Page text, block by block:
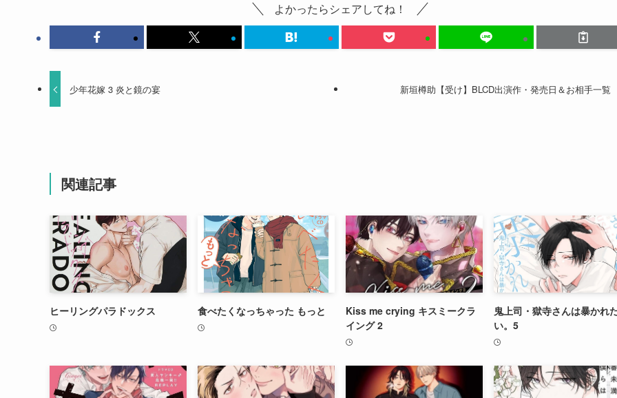
よかったらシェアしてね！
少年花嫁 3 炎と鏡の宴 新垣樽助【受け】BLCD出演作・発売日＆お相手一覧
関連記事
ヒーリングパラドックス 食べたくなっちゃった もっと
Kiss me crying キスミークラ
イング 2
鬼上司・獄寺さんは暴かれ
い。5